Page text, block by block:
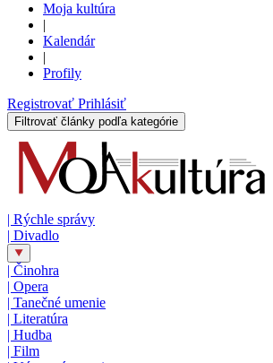
Moja kultúra
|
Kalendár
|
Profily
Registrovať Prihlásiť
Filtrovať články podľa kategórie
| Rýchle správy
| Divadlo
| Činohra
| Opera
| Tanečné umenie
| Literatúra
| Hudba
| Film